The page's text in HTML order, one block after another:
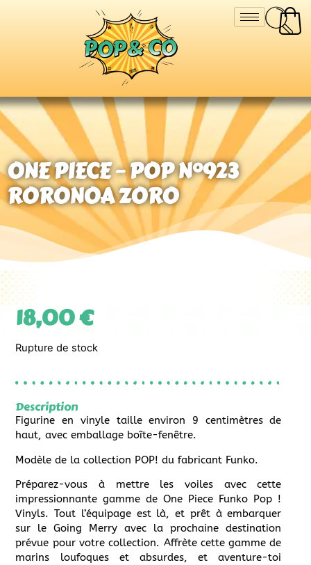
ONE PIECE – POP N°923
RORONOA ZORO
18,00€
Rupture de stock
Description
Figurine en vinyle taille environ 9 centimètres de
haut, avec emballage boîte-fenêtre.
Modèle de la collection POP! du fabricant Funko.
Préparez-vous à mettre les voiles avec cette
impressionnante gamme de One Piece Funko Pop !
Vinyls. Tout l’équipage est là, et prêt à embarquer
sur le Going Merry avec la prochaine destination
prévue pour votre collection. Affrète cette gamme de
marins loufoques et absurdes, et aventure-toi